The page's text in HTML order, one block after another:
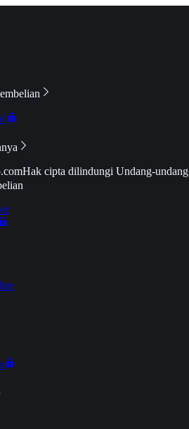
Hak cipta dilindungi Undang-undang